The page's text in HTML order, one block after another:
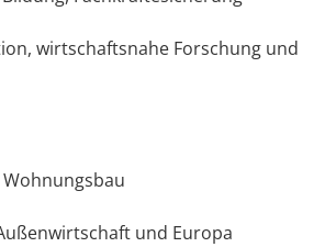
wirtschaftsnahe Forschung und
und Europa